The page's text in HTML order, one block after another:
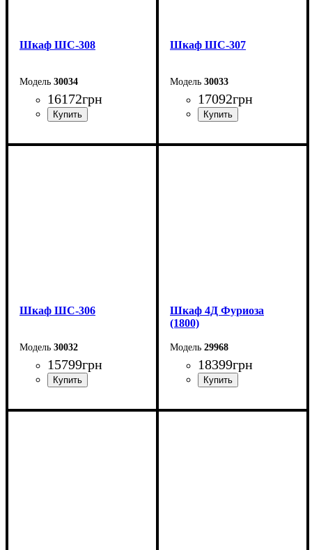
Шкаф ШС-308
30034
16172грн
Ширина: 150 см
Шкаф ШС-307
30033
17092грн
Ширина: 150 см
Шкаф ШС-306
30032
15799грн
Ширина: 150 см
Шкаф 4Д Фуриоза
(1800)
29968
18399грн
Ширина: 180 см